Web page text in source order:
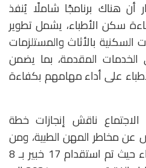
أن هناك برنامجًا شاملًا يُنفذ
سكن الأطباء، يشمل تطوير
السكنية بالأثاث والمستلزمات
المقدمة، بما يضمن
على أداء مهامهم بكفاءة
الاجتماع ناقش إنجازات خطة
عن مخاطر المهن الطبية، ومن
أبرزها برنامج استقدام الخبراء حيث تم استقدام 17 خبير بـ 8